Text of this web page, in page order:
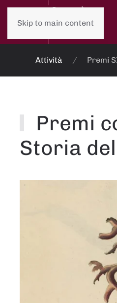
Skip to main content
Attività Premi
Premi
Storia